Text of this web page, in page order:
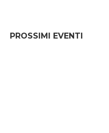
PROSSIMI EVENTI